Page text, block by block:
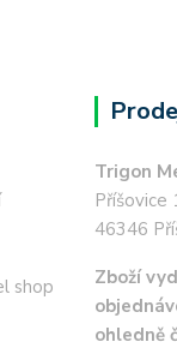
shop
Trigon
Příšovice
46346
Zboží
ohledně